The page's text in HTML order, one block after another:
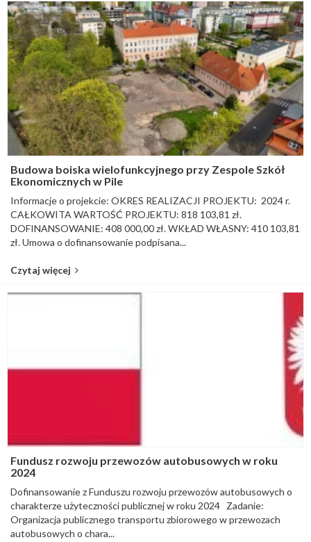
Budowa boiska wielofunkcyjnego przy Zespole Szkół
Ekonomicznych w Pile
Informacje o projekcie: OKRES REALIZACJI PROJEKTU: 2024 r.
CAŁKOWITA WARTOŚĆ PROJEKTU: 818 103,81 zł.
DOFINANSOWANIE: 408 000,00 zł. WKŁAD WŁASNY: 410 103,81
zł. Umowa o dofinansowanie podpisana...
Czytaj więcej
Fundusz rozwoju przewozów autobusowych w roku
2024
Dofinansowanie z Funduszu rozwoju przewozów autobusowych o
charakterze użyteczności publicznej w roku 2024 Zadanie:
Organizacja publicznego transportu zbiorowego w przewozach
autobusowych o chara...